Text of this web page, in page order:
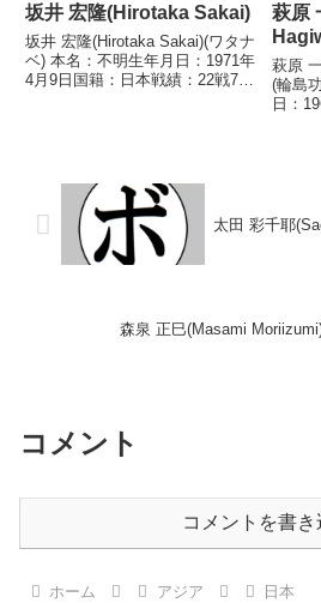
坂井 宏隆(Hirotaka Sakai)
坂井 宏隆(Hirotaka Sakai)(ワタナ
ベ) 本名：不明生年月日：1971年
4月9日国籍：日本戦績：22戦7勝
萩原
萩原
(輪島
日：
太田 彩千耶
森泉 正巳(Masami
コメント
コメントを書き
ホーム アジア 日本